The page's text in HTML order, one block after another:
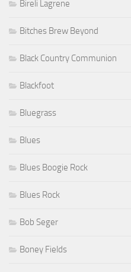
Bireli Lagrene
Bitches Brew Beyond
Black Country Communion
Blackfoot
Bluegrass
Blues
Blues Boogie Rock
Blues Rock
Bob Seger
Boney Fields